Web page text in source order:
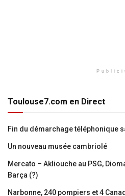
Toulouse7.com en Direct
Fin du démarchage téléphonique
Un nouveau musée cambriolé
Mercato – Akliouche au PSG,
Barça (?)
Narbonne, 240 pompiers et 4